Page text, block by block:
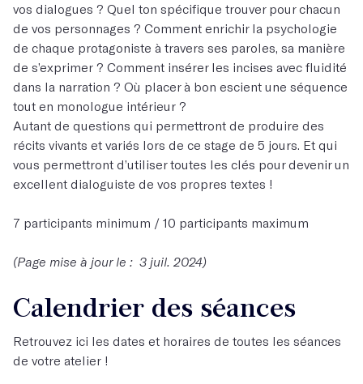
vos dialogues ? Quel ton spécifique trouver pour chacun
de vos personnages ? Comment enrichir la psychologie
de chaque protagoniste à travers ses paroles, sa manière
de s’exprimer ? Comment insérer les incises avec fluidité
dans la narration ? Où placer à bon escient une séquence
tout en monologue intérieur ?
Autant de questions qui permettront de produire des
récits vivants et variés lors de ce stage de 5 jours. Et qui
vous permettront d’utiliser toutes les clés pour devenir un
excellent dialoguiste de vos propres textes !
7 participants minimum / 10 participants maximum
(Page mise à jour le : 3 juil. 2024)
Calendrier des séances
Retrouvez ici les dates et horaires de toutes les séances
de votre atelier !